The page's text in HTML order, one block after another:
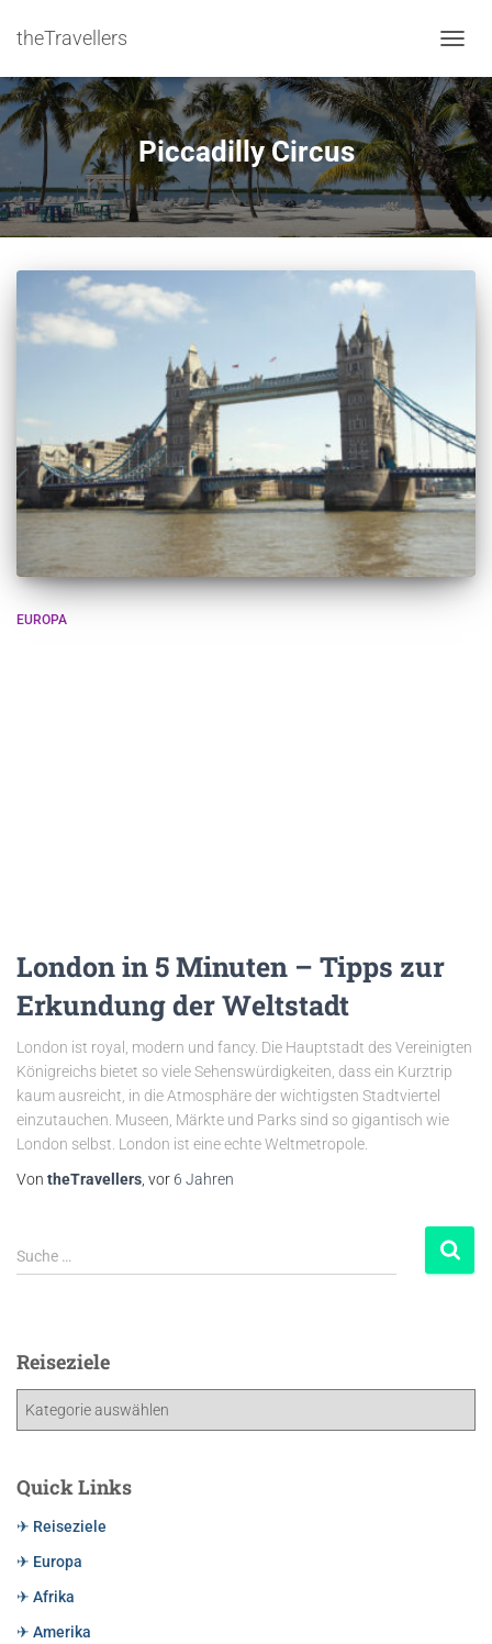
theTravellers
Piccadilly Circus
EUROPA
London in 5 Minuten – Tipps zur
Erkundung der Weltstadt
London ist royal, modern und fancy. Die Hauptstadt des Vereinigten
Königreichs bietet so viele Sehenswürdigkeiten, dass ein Kurztrip
kaum ausreicht, in die Atmosphäre der wichtigsten Stadtviertel
einzutauchen. Museen, Märkte und Parks sind so gigantisch wie
London selbst. London ist eine echte Weltmetropole.
Von theTravellers , vor 6 Jahren
Suche …
Reiseziele
Quick Links
✈ Reiseziele
✈ Europa
✈ Afrika
✈ Amerika